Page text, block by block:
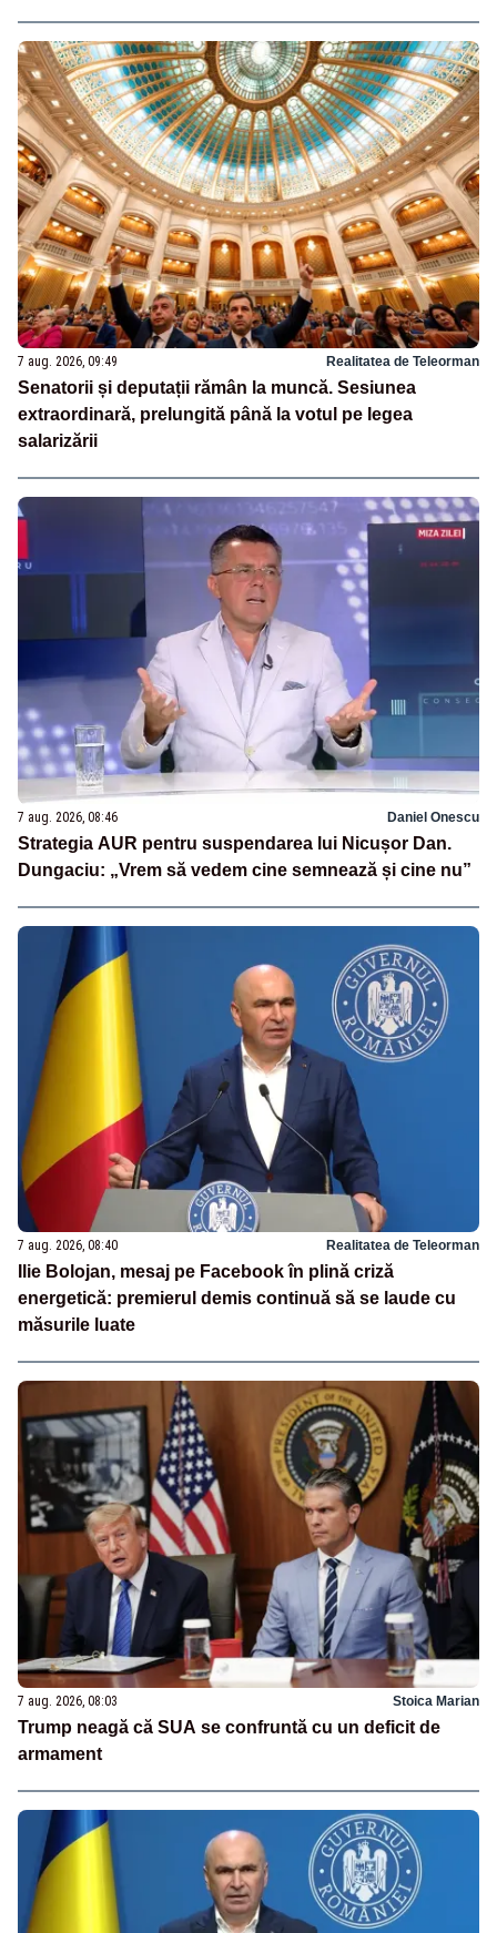
7 aug. 2026, 09:49 Realitatea de Teleorman
Senatorii și deputații rămân la muncă. Sesiunea
extraordinară, prelungită până la votul pe legea
salarizării
7 aug. 2026, 08:46 Daniel Onescu
Strategia AUR pentru suspendarea lui Nicușor Dan.
Dungaciu: „Vrem să vedem cine semnează și cine nu”
7 aug. 2026, 08:40 Realitatea de Teleorman
Ilie Bolojan, mesaj pe Facebook în plină criză
energetică: premierul demis continuă să se laude cu
măsurile luate
7 aug. 2026, 08:03 Stoica Marian
Trump neagă că SUA se confruntă cu un deficit de
armament